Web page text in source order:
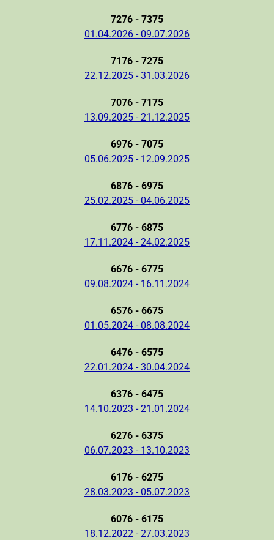
7276 - 7375
01.04.2026 - 09.07.2026
7176 - 7275
22.12.2025 - 31.03.2026
7076 - 7175
13.09.2025 - 21.12.2025
6976 - 7075
05.06.2025 - 12.09.2025
6876 - 6975
25.02.2025 - 04.06.2025
6776 - 6875
17.11.2024 - 24.02.2025
6676 - 6775
09.08.2024 - 16.11.2024
6576 - 6675
01.05.2024 - 08.08.2024
6476 - 6575
22.01.2024 - 30.04.2024
6376 - 6475
14.10.2023 - 21.01.2024
6276 - 6375
06.07.2023 - 13.10.2023
6176 - 6275
28.03.2023 - 05.07.2023
6076 - 6175
18.12.2022 - 27.03.2023